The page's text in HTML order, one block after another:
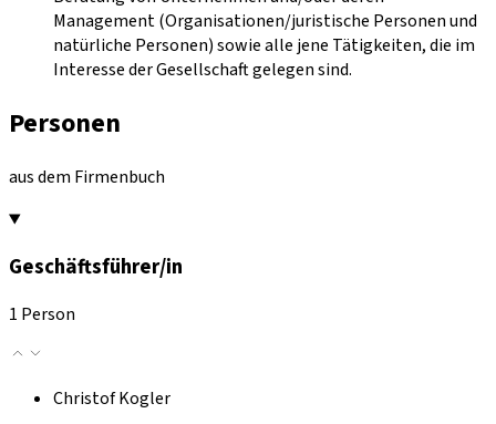
Management (Organisationen/juristische Personen und
natürliche Personen) sowie alle jene Tätigkeiten, die im
Interesse der Gesellschaft gelegen sind.
Personen
aus dem Firmenbuch
Geschäftsführer/in
1 Person
Christof Kogler